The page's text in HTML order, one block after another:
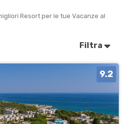
Resort per le tue Vacanze al
Filtra
9.2